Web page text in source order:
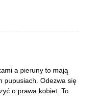
a pieruny to mają
pupusiach. Odezwa się
o prawa kobiet. To